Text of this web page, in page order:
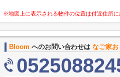
※地図上に表示される物件の位置は付近住所
Bloom へのお問い合わせは なご家